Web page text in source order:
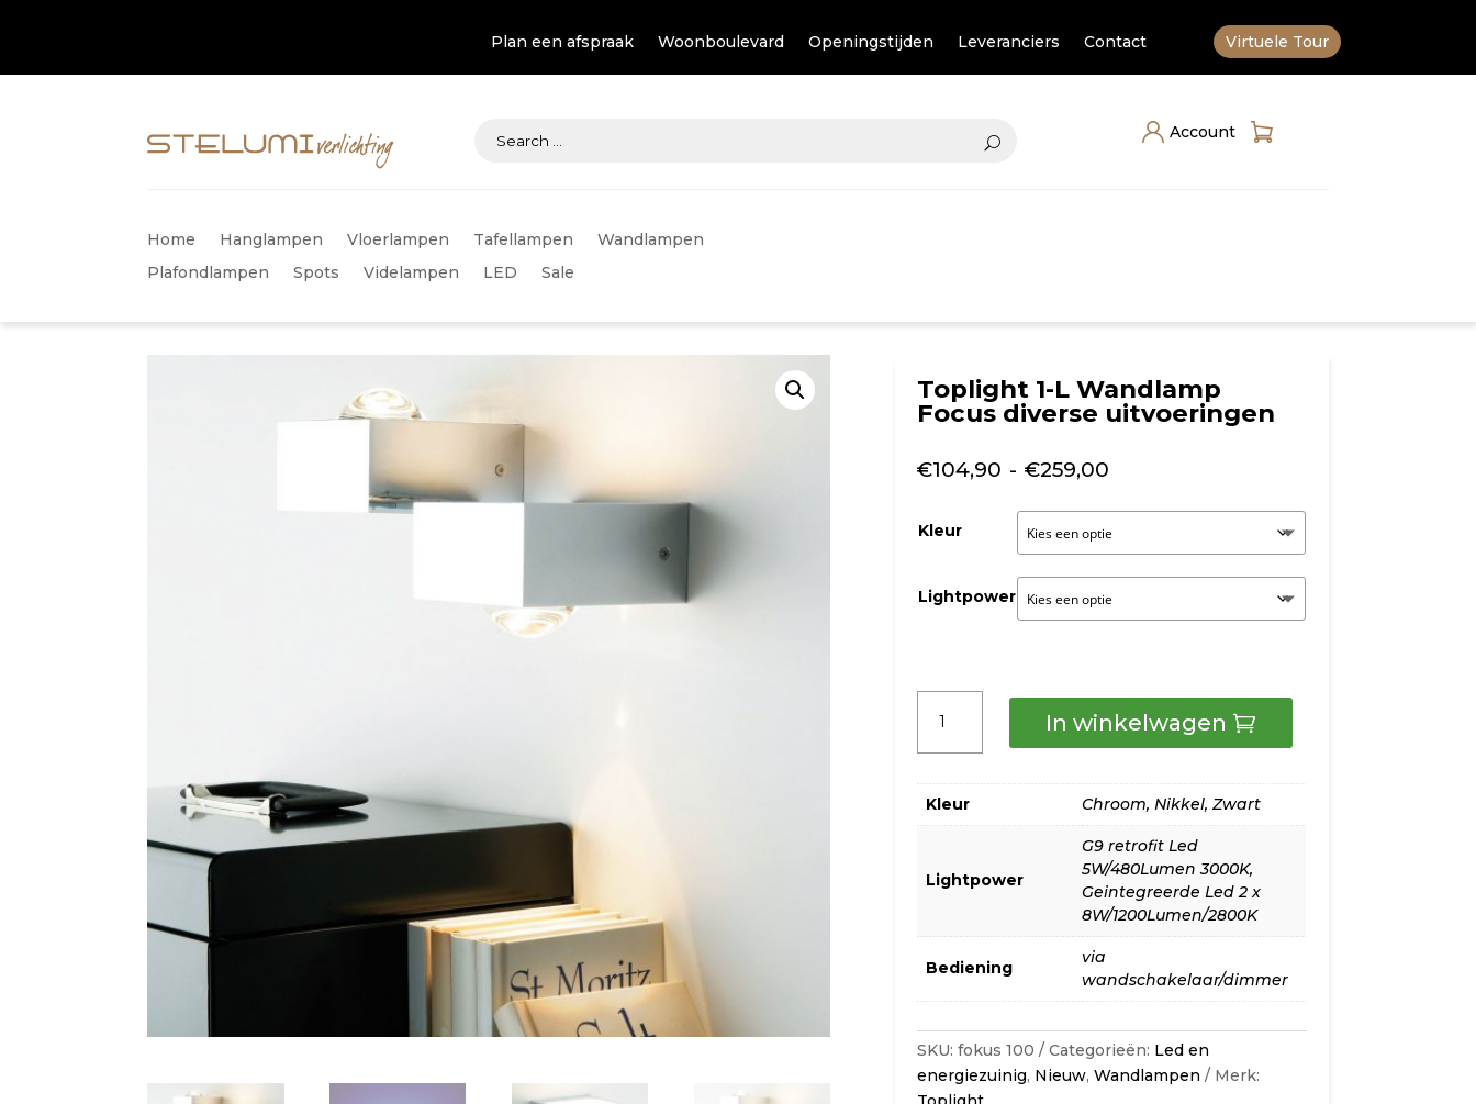
Plan een afspraak Woonboulevard Openingstijden Leveranciers Contact Virtuele Tour
Account
Home Hanglampen Vloerlampen Tafellampen
Wandlampen
Plafondlampen
Spots Videlampen LED Sale
Toplight 1-L Wandlamp
Focus diverse uitvoeringen
€104,90 - €259,00Prijsklasse:
tot
€259,00
Kleur
Lightpower
L
Wandlamp
uitvoeringen
aantal
In winkelwagen
Kleur Chroom, Nikkel, Zwart
Lightpower
G9 retrofit Led
5W/480Lumen 3000K,
Geintegreerde Led 2 x
8W/1200Lumen/2800K
Bediening
via
wandschakelaar/dimmer
SKU: fokus 100 Categorieën: Led en
energiezuinig, Nieuw, Wandlampen
Merk: